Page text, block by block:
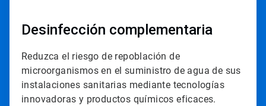
Desinfección complementaria
Reduzca el riesgo de repoblación de
microorganismos en el suministro de agua de sus
instalaciones sanitarias mediante tecnologías
innovadoras y productos químicos eficaces.